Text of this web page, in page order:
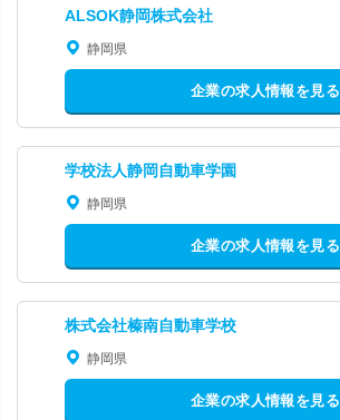
ALSOK静岡株式会社
静岡県
企業の求人情報を見る
学校法人静岡自動車学園
静岡県
企業の求人情報を見る
株式会社榛南自動車学校
静岡県
企業の求人情報を見る